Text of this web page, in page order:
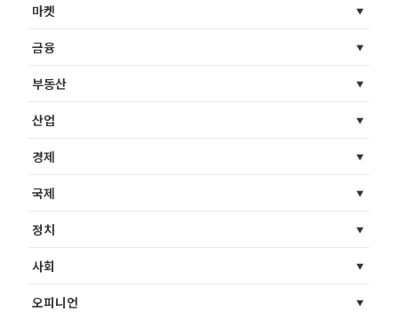
마켓
금융
부동산
산업
경제
국제
정치
사회
오피니언